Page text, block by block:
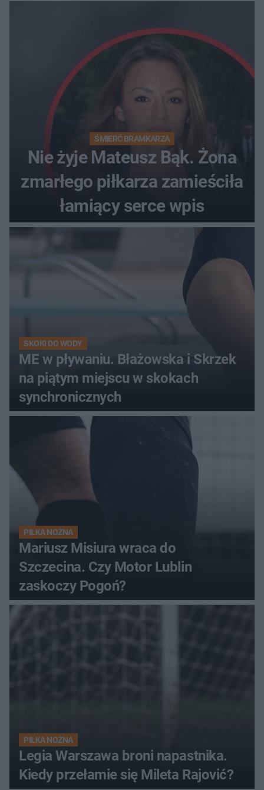
ŚMIERĆ BRAMKARZA
Nie żyje Mateusz Bąk. Żona
zmarłego piłkarza zamieściła
łamiący serce wpis
SKOKI DO WODY
ME w pływaniu. Błażowska i Skrzek
na piątym miejscu w skokach
synchronicznych
PIŁKA NOŻNA
Mariusz Misiura wraca do
Szczecina. Czy Motor Lublin
zaskoczy Pogoń?
PIŁKA NOŻNA
Legia Warszawa broni napastnika.
Kiedy przełamie się Mileta Rajović?